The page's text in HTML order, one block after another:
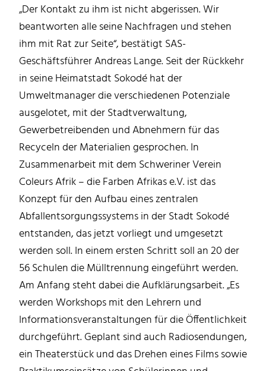
„Der Kontakt zu ihm ist nicht abgerissen. Wir
beantworten alle seine Nachfragen und stehen
ihm mit Rat zur Seite“, bestätigt SAS-
Geschäftsführer Andreas Lange. Seit der Rückkehr
in seine Heimatstadt Sokodé hat der
Umweltmanager die verschiedenen Potenziale
ausgelotet, mit der Stadtverwaltung,
Gewerbetreibenden und Abnehmern für das
Recyceln der Materialien gesprochen. In
Zusammenarbeit mit dem Schweriner Verein
Coleurs Afrik – die Farben Afrikas e.V. ist das
Konzept für den Aufbau eines zentralen
Abfallentsorgungssystems in der Stadt Sokodé
entstanden, das jetzt vorliegt und umgesetzt
werden soll. In einem ersten Schritt soll an 20 der
56 Schulen die Mülltrennung eingeführt werden.
Am Anfang steht dabei die Aufklärungsarbeit. „Es
werden Workshops mit den Lehrern und
Informationsveranstaltungen für die Öffentlichkeit
durchgeführt. Geplant sind auch Radiosendungen,
ein Theaterstück und das Drehen eines Films sowie